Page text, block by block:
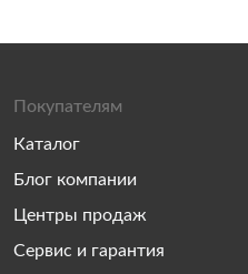
Покупателям
Каталог
Блог компании
Центры продаж
Сервис и гарантия